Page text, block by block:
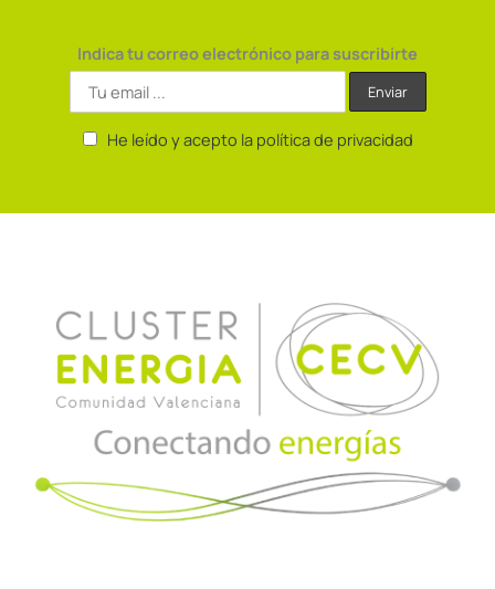
Indica tu correo electrónico para suscribirte
He leído y acepto la política de privacidad